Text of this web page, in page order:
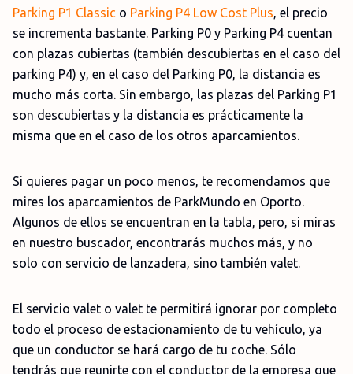
Parking P1 Classic o Parking P4 Low Cost Plus, el precio
se incrementa bastante. Parking P0 y Parking P4 cuentan
con plazas cubiertas (también descubiertas en el caso del
parking P4) y, en el caso del Parking P0, la distancia es
mucho más corta. Sin embargo, las plazas del Parking P1
son descubiertas y la distancia es prácticamente la
misma que en el caso de los otros aparcamientos.
Si quieres pagar un poco menos, te recomendamos que
mires los aparcamientos de ParkMundo en Oporto.
Algunos de ellos se encuentran en la tabla, pero, si miras
en nuestro buscador, encontrarás muchos más, y no
solo con servicio de lanzadera, sino también valet.
El servicio valet o valet te permitirá ignorar por completo
todo el proceso de estacionamiento de tu vehículo, ya
que un conductor se hará cargo de tu coche. Sólo
tendrás que reunirte con el conductor de la empresa que